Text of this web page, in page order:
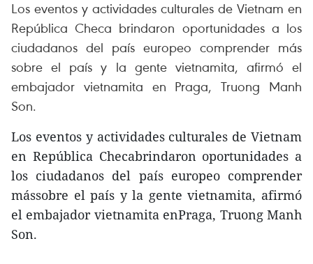
Los eventos y actividades culturales de Vietnam en
República Checa brindaron oportunidades a los
ciudadanos del país europeo comprender más
sobre el país y la gente vietnamita, afirmó el
embajador vietnamita en Praga, Truong Manh
Son.
Los eventos y actividades culturales de Vietnam
en República Checabrindaron oportunidades a
los ciudadanos del país europeo comprender
mássobre el país y la gente vietnamita, afirmó
el embajador vietnamita enPraga, Truong Manh
Son.